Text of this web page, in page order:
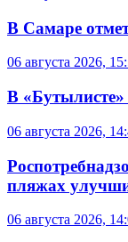
В Самаре
06 августа 2026,
В
06 августа 2026,
пляжах
06 августа 2026,